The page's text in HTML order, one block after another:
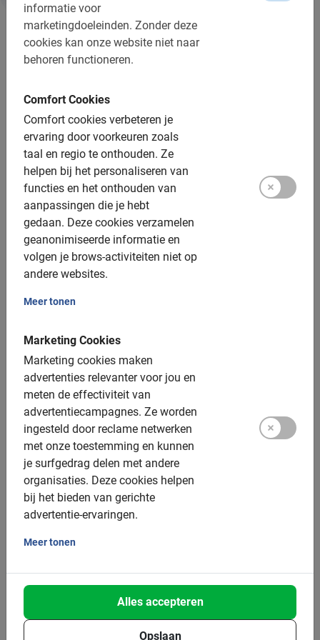
informatie voor
marketingdoeleinden. Zonder deze
cookies kan onze website niet naar
behoren functioneren.
Comfort Cookies
Comfort cookies verbeteren je
ervaring door voorkeuren zoals
taal en regio te onthouden. Ze
helpen bij het personaliseren van
functies en het onthouden van
aanpassingen die je hebt
gedaan. Deze cookies verzamelen
geanonimiseerde informatie en
volgen je brows-activiteiten niet op
andere websites.
Meer tonen
Marketing Cookies
Marketing cookies maken
advertenties relevanter voor jou en
meten de effectiviteit van
advertentiecampagnes. Ze worden
ingesteld door reclame netwerken
met onze toestemming en kunnen
je surfgedrag delen met andere
organisaties. Deze cookies helpen
bij het bieden van gerichte
advertentie-ervaringen.
Meer tonen
Opslaan
Alles accepteren
Informatie
Belangrijk om te weten:
Wijzigen of annuleren is gratis
Ter plaatse, contant
Bij regen krijg je een poncho of mag je gratis
verzetten of annuleren
Afstand: ca. 5.5 km
Toegankelijk voor alle fietsers
Inclusief:
Gebruik van de fiets
Een top ervaring!
Fotomomenten
Extra opties:
Kinderfietsen: vanaf 10 jaar, minimaal 155cm
Kinderzitjes: niet beschikbaar
Tandems: nee
Groepsgrootte:
Boekbaar voor groepen van: 4 tot 200 deelnemers